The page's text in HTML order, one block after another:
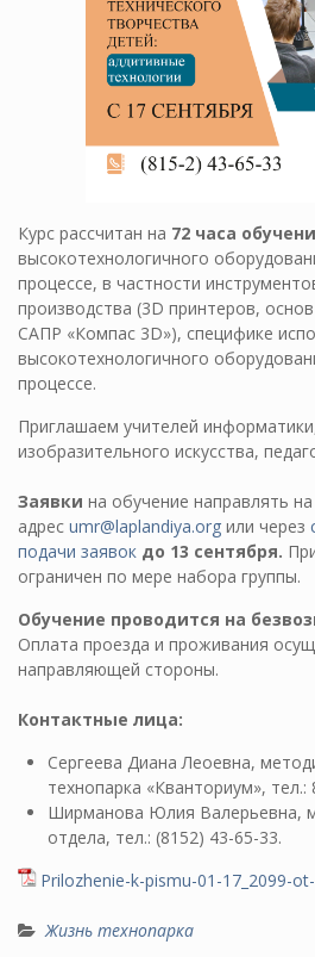
Курс рассчитан на 72 часа
высокотехнологичного
процессе, в частности
производства (3D принтеров,
САПР «Компас 3D»), специфике
высокотехнологичного
процессе.
Приглашаем учителей
изобразительного искусства,
Заявки на обучение направлять на
адрес umr@laplandiya.org или через
подачи заявок до 13 сентября.
ограничен по мере набора группы.
Обучение проводится на
Оплата проезда и проживания
направляющей стороны.
Контактные лица:
Сергеева Диана Леоевна,
технопарка «Кванториум», тел.:
Ширманова Юлия Валерьевна,
отдела, тел.: (8152) 43-65-33.
Prilozhenie-k-pismu-01-17_2099-
Жизнь технопарка